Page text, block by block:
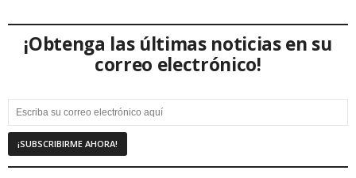
¡Obtenga las últimas noticias en su
correo electrónico!